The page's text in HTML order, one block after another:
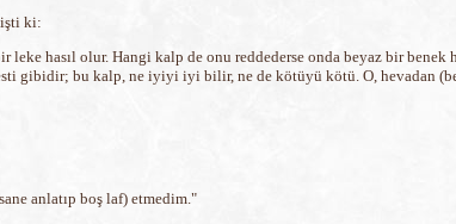
ki:
hasıl olur. Hangi kalp de onu reddederse onda beyaz bir
gibidir; bu kalp, ne iyiyi iyi bilir, ne de kötüyü kötü. O, hevadan
anlatıp boş laf) etmedim."